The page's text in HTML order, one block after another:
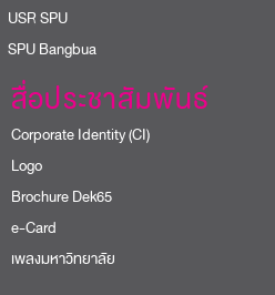
SPU
Bangbua
สื่อประชาสัมพันธ์
Corporate Identity (CI)
Logo
Brochure Dek65
e-Card
เพลงมหาวิทยาลัย